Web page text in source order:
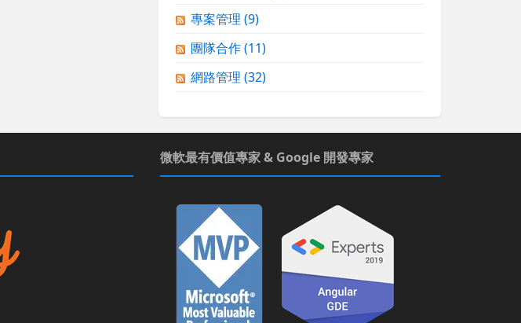
專案管理 (9)
團隊合作(11)
網路管理 (32)
微軟最有價值專家 & Google 開發專家